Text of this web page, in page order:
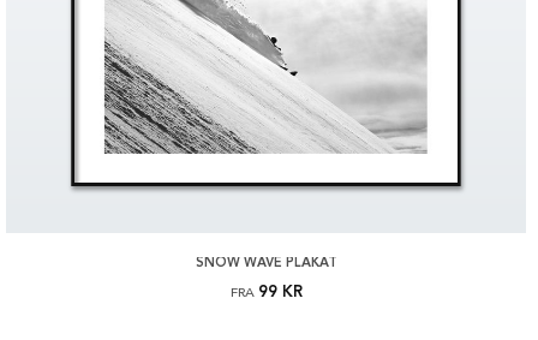
SNOW WAVE PLAKAT
FRA 99 KR